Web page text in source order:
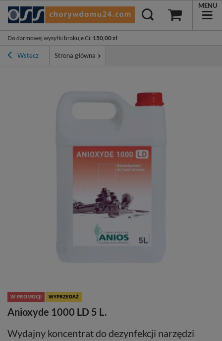
Do darmowej wysyłki brakuje Ci: 150,00 zł
MENU
Wstecz Strona główna
W PROMOCJI WYPRZEDAŻ
Anioxyde 1000 LD 5 L.
Wydajny koncentrat do dezynfekcji narzędzi